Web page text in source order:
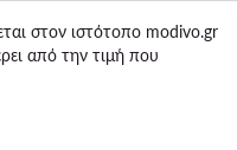
στον ιστότοπο modivo.gr
από την τιμή που